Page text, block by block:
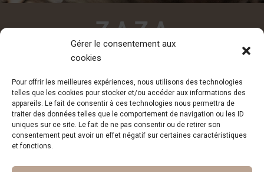
Gérer le consentement aux
cookies
Pour offrir les meilleures expériences, nous utilisons des technologies
telles que les cookies pour stocker et/ou accéder aux informations des
appareils. Le fait de consentir à ces technologies nous permettra de
traiter des données telles que le comportement de navigation ou les ID
uniques sur ce site. Le fait de ne pas consentir ou de retirer son
consentement peut avoir un effet négatif sur certaines caractéristiques
et fonctions.
contact@zazadesiderio.com